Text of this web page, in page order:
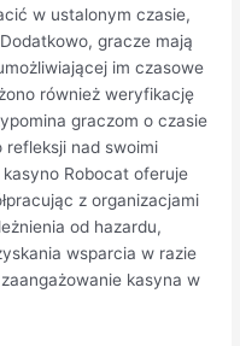
w ustalonym czasie,
gracze mają
im czasowe
również weryfikację
graczom o czasie
nad swoimi
Robocat oferuje
z organizacjami
od hazardu,
wsparcia w razie
kasyna w